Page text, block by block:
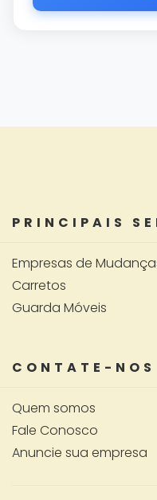
PRINCIPAIS
Empresas de
Carretos
Guarda Móveis
CONTATE-NOS
Quem somos
Fale Conosco
Anuncie sua empresa